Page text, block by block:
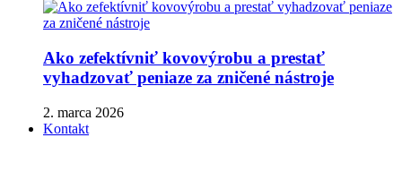
Ako zefektívniť kovovýrobu a prestať
vyhadzovať peniaze za zničené nástroje
2. marca 2026
Kontakt